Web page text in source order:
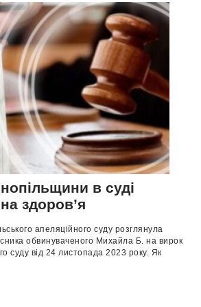
в суді
здоров’я
апеляційного суду розглянула
обвинуваченого Михайла Б. на вирок
суду від 24 листопада 2023 року. Як